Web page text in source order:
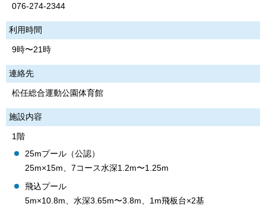
076-274-2344
利用時間
9時〜21時
連絡先
松任総合運動公園体育館
施設内容
1階
25mプール（公認）
25m×15m、7コース水深1.2m〜1.25m
飛込プール
5m×10.8m、水深3.65m〜3.8m、1m飛板台×2基